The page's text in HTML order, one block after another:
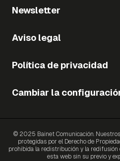
Newsletter
Aviso legal
Política de privacidad
Cambiar la
© 2025 Bainet Comunicación.
protegidas por el Derecho de
prohibida la redistribución y la redifusión
esta web sin su previo y